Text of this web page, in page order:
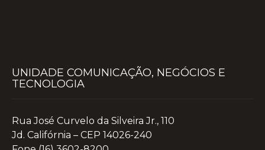
UNIDADE COMUNICAÇÃO, NEGÓCIOS E
TECNOLOGIA
Rua José Curvelo da Silveira Jr., 110
Jd. Califórnia – CEP 14026-240